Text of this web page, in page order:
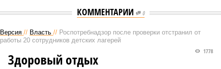
КОММЕНТАРИИ 0
Версия // Власть // Роспотребнадзор после проверки отстранил от
работы 20 сотрудников детских лагерей
1778
Здоровый отдых